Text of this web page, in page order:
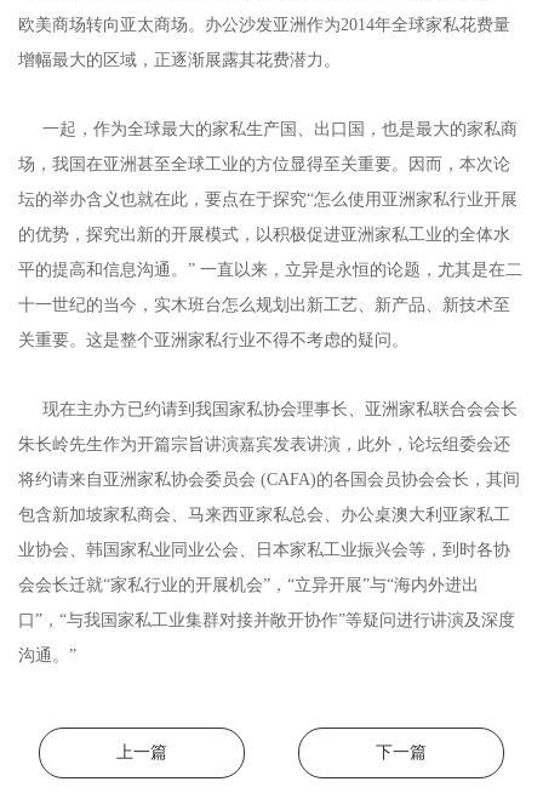
欧美商场转向亚太商场。办公沙发亚洲作为2014年全球家私花费量
增幅最大的区域，正逐渐展露其花费潜力。
一起，作为全球最大的家私生产国、出口国，也是最大的家私商
场，我国在亚洲甚至全球工业的方位显得至关重要。因而，本次论
坛的举办含义也就在此，要点在于探究“怎么使用亚洲家私行业开展
的优势，探究出新的开展模式，以积极促进亚洲家私工业的全体水
平的提高和信息沟通。” 一直以来，立异是永恒的论题，尤其是在二
十一世纪的当今，实木班台怎么规划出新工艺、新产品、新技术至
关重要。这是整个亚洲家私行业不得不考虑的疑问。
现在主办方已约请到我国家私协会理事长、亚洲家私联合会会长
朱长岭先生作为开篇宗旨讲演嘉宾发表讲演，此外，论坛组委会还
将约请来自亚洲家私协会委员会 (CAFA)的各国会员协会会长，其间
包含新加坡家私商会、马来西亚家私总会、办公桌澳大利亚家私工
业协会、韩国家私业同业公会、日本家私工业振兴会等，到时各协
会会长迁就“家私行业的开展机会”，“立异开展”与“海内外进出
口”，“与我国家私工业集群对接并敞开协作”等疑问进行讲演及深度
沟通。”
上一篇 下一篇